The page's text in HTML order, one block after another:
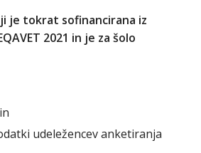
je tokrat sofinancirana iz
2021 in je za šolo
udeležencev anketiranja